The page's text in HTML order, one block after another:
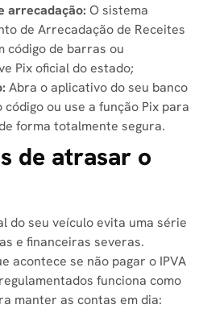
arrecadação: O sistema
de Arrecadação de Receites
código de barras ou
Pix oficial do estado;
Abra o aplicativo do seu banco
ou use a função Pix para
forma totalmente segura.
de atrasar o
do seu veículo evita uma série
e financeiras severas.
acontece se não pagar o IPVA
funciona como
manter as contas em dia: